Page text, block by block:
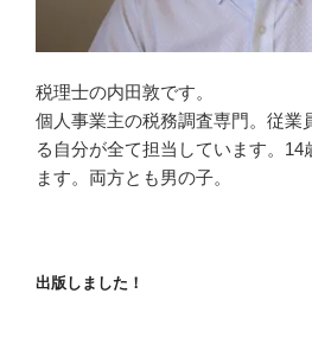
税理士の内田敦です。
個人事業主の税務調査専門。従業
る自分が全て担当しています。14
ます。両方とも男の子。
出版しました！